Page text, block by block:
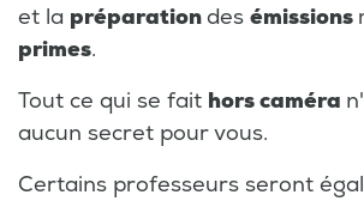
et la préparationdes émissions
primes.
Tout ce qui se fait hors caméra
aucun secret pour vous.
Certains professeurs seront